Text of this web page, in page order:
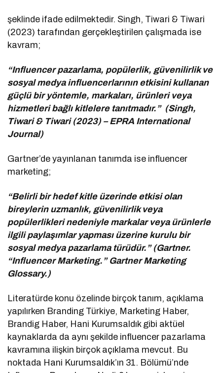
şeklinde ifade edilmektedir. Singh, Tiwari & Tiwari
(2023) tarafından gerçekleştirilen çalışmada ise
kavram;
“Influencer pazarlama, popülerlik, güvenilirlik ve
sosyal medya influencerlarının etkisini kullanan
güçlü bir yöntemle, markaları, ürünleri veya
hizmetleri bağlı kitlelere tanıtmadır.” (Singh,
Tiwari & Tiwari (2023) – EPRA International
Journal)
Gartner’de yayınlanan tanımda ise influencer
marketing;
“Belirli bir hedef kitle üzerinde etkisi olan
bireylerin uzmanlık, güvenilirlik veya
popülerlikleri nedeniyle markalar veya ürünlerle
ilgili paylaşımlar yapması üzerine kurulu bir
sosyal medya pazarlama türüdür.” (Gartner.
“Influencer Marketing.” Gartner Marketing
Glossary.)
Literatürde konu özelinde birçok tanım, açıklama
yapılırken Branding Türkiye, Marketing Haber,
Brandig Haber, Hani Kurumsaldık gibi aktüel
kaynaklarda da aynı şekilde influencer pazarlama
kavramına ilişkin birçok açıklama mevcut. Bu
noktada Hani Kurumsaldık’ın 31. Bölümü’nde